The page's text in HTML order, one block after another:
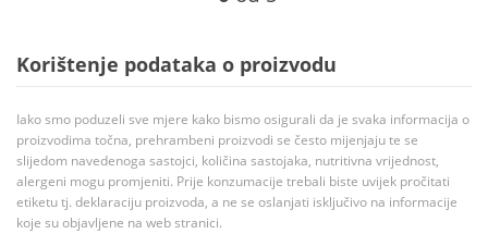
Korištenje podataka o proizvodu
Iako smo poduzeli sve mjere kako bismo osigurali da je svaka informacija o
proizvodima točna, prehrambeni proizvodi se često mijenjaju te se
slijedom navedenoga sastojci, količina sastojaka, nutritivna vrijednost,
alergeni mogu promjeniti. Prije konzumacije trebali biste uvijek pročitati
etiketu tj. deklaraciju proizvoda, a ne se oslanjati isključivo na informacije
koje su objavljene na web stranici.